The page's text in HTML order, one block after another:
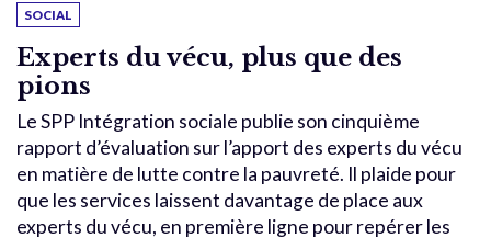
SOCIAL
Experts du vécu, plus que des
pions
Le SPP Intégration sociale publie son cinquième
rapport d’évaluation sur l’apport des experts du vécu
en matière de lutte contre la pauvreté. Il plaide pour
que les services laissent davantage de place aux
experts du vécu, en première ligne pour repérer les